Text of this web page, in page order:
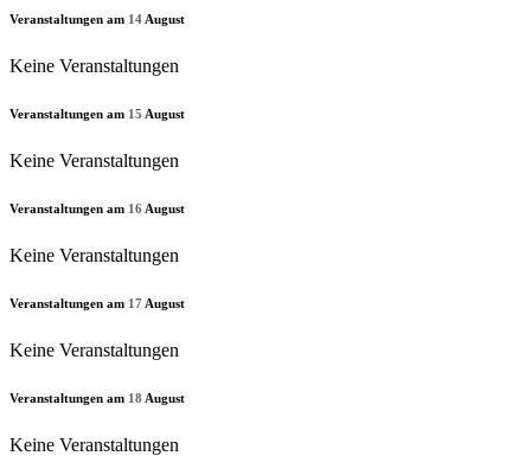
Veranstaltungen am 14 August
Keine Veranstaltungen
Veranstaltungen am 15 August
Keine Veranstaltungen
Veranstaltungen am 16 August
Keine Veranstaltungen
Veranstaltungen am 17 August
Keine Veranstaltungen
Veranstaltungen am 18 August
Keine Veranstaltungen